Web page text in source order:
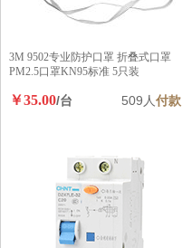
3M 9502专业防护口罩 折叠式口罩
PM2.5口罩KN95标准 5只装
￥35.00/台 509人付款